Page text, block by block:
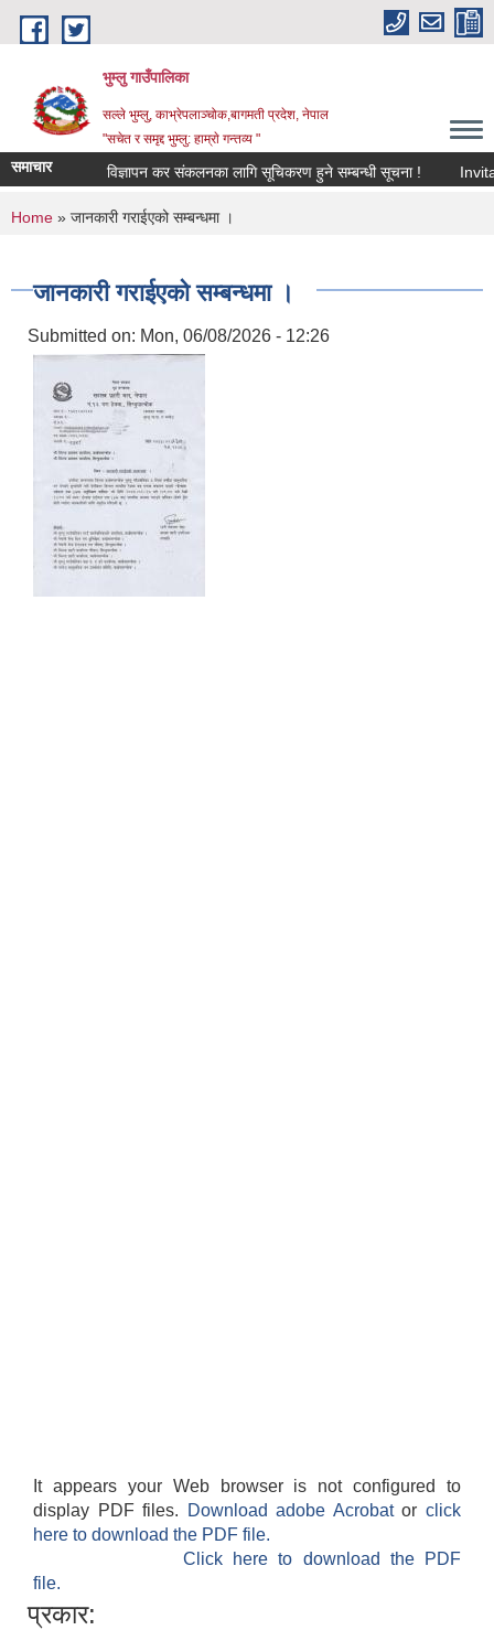
Skip to main content
भुम्लु गाउँपालिका
सल्ले भुम्लु, काभ्रेपलाञ्चोक,बागमती प्रदेश, नेपाल
"सचेत र समृद्द भुम्लु: हाम्राे गन्तव्य "
समाचार विज्ञापन कर संकलनका लागि सूचिकरण हुने सम्बन्धी सूचना !
You are here
Home » जानकारी गराईएको सम्बन्धमा ।
जानकारी गराईएको सम्बन्धमा ।
Submitted on: Mon, 06/08/2026 - 12:26
It appears your Web browser is not configured to
display PDF files.
Download adobe Acrobatorclick
here to download the PDF file.
Click here to download the PDF
file.
प्रकार: